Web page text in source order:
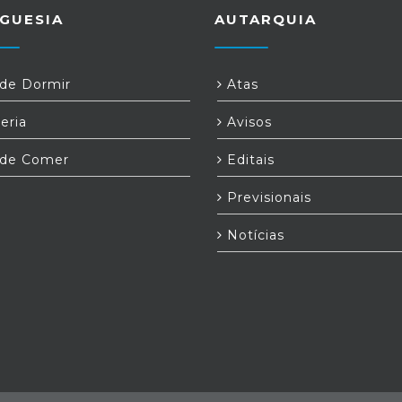
Dormir
Comer
AUTARQUIA
Atas
Avisos
Editais
Previsionais
Notícias